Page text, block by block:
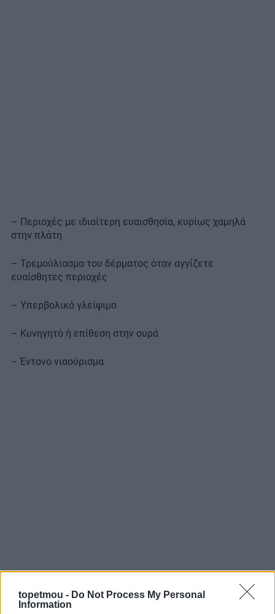
topetmou - Do Not Process My Personal
Information
– Περιοχές με ιδιαίτερη ευαισθησία, κυρίως χαμηλά
στην πλάτη
– Τρεμούλιασμα του δέρματος όταν αγγίζετε
ευαίσθητες περιοχές
– Υπερβολικό γλείψιμο
– Κυνηγητό ή επίθεση στην ουρά
– Έντονο νιαούρισμα